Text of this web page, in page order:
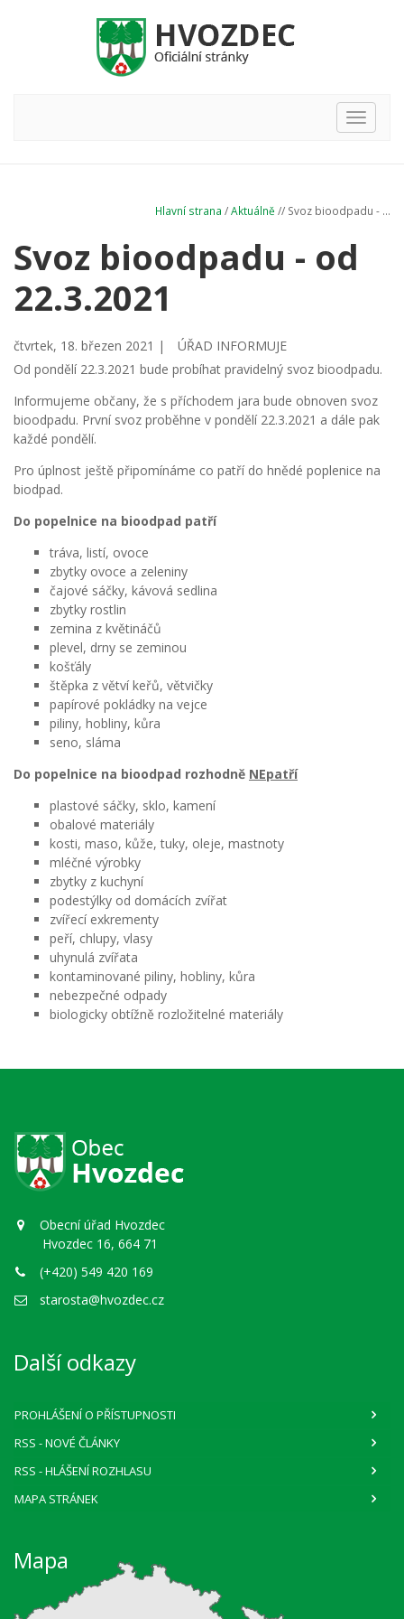
Hlavní
nabídka
Hlavní strana /Aktuálně // Svoz bioodpadu - ...
Svoz bioodpadu - od
22.3.2021
čtvrtek, 18. březen 2021 |
ÚŘAD INFORMUJE
Od pondělí 22.3.2021 bude probíhat pravidelný svoz bioodpadu.
Informujeme občany, že s příchodem jara bude obnoven svoz
bioodpadu. První svoz proběhne v pondělí 22.3.2021 a dále pak
každé pondělí.
Pro úplnost ještě připomínáme co patří do hnědé poplenice na
biodpad.
Do popelnice na bioodpad patří
tráva, listí, ovoce
zbytky ovoce a zeleniny
čajové sáčky, kávová sedlina
zbytky rostlin
zemina z květináčů
plevel, drny se zeminou
košťály
štěpka z větví keřů, větvičky
papírové pokládky na vejce
piliny, hobliny, kůra
seno, sláma
Do popelnice na bioodpad rozhodně NEpatří
plastové sáčky, sklo, kamení
obalové materiály
kosti, maso, kůže, tuky, oleje, mastnoty
mléčné výrobky
zbytky z kuchyní
podestýlky od domácích zvířat
zvířecí exkrementy
peří, chlupy, vlasy
uhynulá zvířata
kontaminované piliny, hobliny, kůra
nebezpečné odpady
biologicky obtížně rozložitelné materiály
Obecní úřad Hvozdec
Hvozdec 16, 664 71
(+420) 549 420 169
starosta@hvozdec.cz
Další odkazy
PROHLÁŠENÍ O PŘÍSTUPNOSTI
RSS - NOVÉ ČLÁNKY
RSS - HLÁŠENÍ ROZHLASU
MAPA STRÁNEK
Mapa